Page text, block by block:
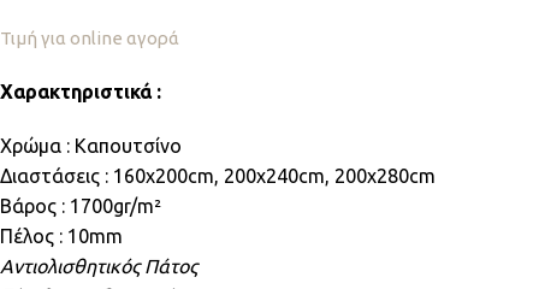
Τιμή για online αγορά
Χαρακτηριστικά :
Χρώμα : Καπουτσίνο
Διαστάσεις : 160x200cm, 200x240cm, 200x280cm
Βάρος : 1700gr/m²
Πέλος : 10mm
Αντιολισθητικός Πάτος